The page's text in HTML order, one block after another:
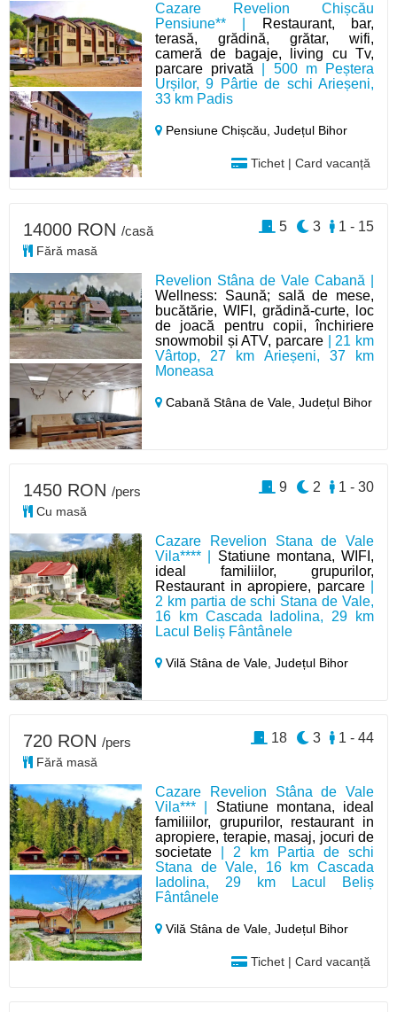
Cazare Revelion Chișcău
Pensiune** |
Restaurant, bar,
terasă, grădină, grătar, wifi,
cameră de bagaje, living cu Tv,
parcare privată | 500 m Peștera
Urșilor, 9 Pârtie de schi Arieșeni,
33 km Padis
Pensiune Chișcău,Județul Bihor
Tichet | Card vacanță
Revelion Stâna de Vale Cabană |
Wellness: Saună; sală de mese,
bucătărie, WIFI, grădină-curte, loc
de joacă pentru copii, închiriere
snowmobil și ATV, parcare | 21 km
Vârtop, 27 km Arieșeni, 37 km
Moneasa
Cabană Stâna de Vale,Județul Bihor
14000 RON /casă
Fără masă
1 - 15
3
5
Cazare Revelion Stana de Vale
Vila**** | Statiune montana, WIFI,
ideal familiilor, grupurilor,
Restaurant in apropiere, parcare|
2 km partia de schi Stana de Vale,
16 km Cascada Iadolina, 29 km
Lacul Beliș Fântânele
Vilă Stâna de Vale,Județul Bihor
1450 RON /pers
Cu masă
1 - 30
2
9
Cazare Revelion Stâna de Vale
Vila*** | Statiune montana, ideal
familiilor, grupurilor, restaurant in
apropiere, terapie, masaj, jocuri de
societate | 2 km Partia de schi
Stana de Vale, 16 km Cascada
Iadolina, 29 km Lacul Beliș
Fântânele
Vilă Stâna de Vale,Județul Bihor
Tichet | Card vacanță
720 RON /pers
Fără masă
1 - 44
3
18